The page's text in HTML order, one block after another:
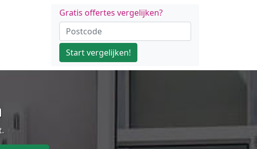
Gratis offertes vergelijken?
Start vergelijken!